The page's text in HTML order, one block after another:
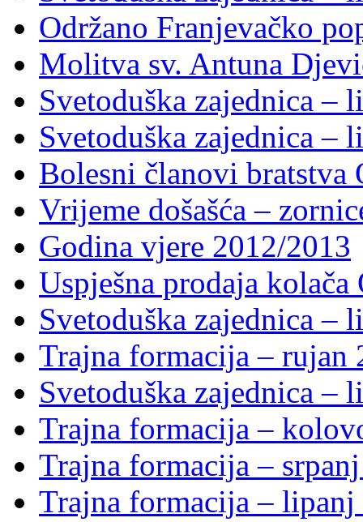
Održano Franjevačko
Molitva sv. Antuna
Svetoduška zajednica –
Svetoduška zajednica –
Bolesni članovi bratstva
Vrijeme došašća –
Godina vjere 2012/2013
Uspješna prodaja kolača
Svetoduška zajednica –
Trajna formacija – rujan
Svetoduška zajednica –
Trajna formacija –
Trajna formacija –
Trajna formacija – lipanj